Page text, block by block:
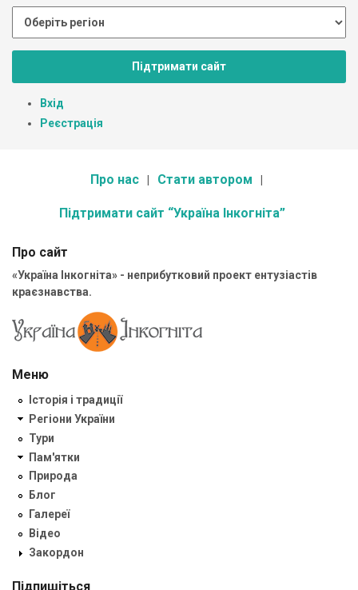
Підтримати сайт
Вхід
Реєстрація
Про нас Стати автором
Підтримати сайт “Україна Інкогніта”
Про сайт
«Україна Інкогніта» - неприбутковий проект ентузіастів
краєзнавства.
Меню
Історія і традиції
Регіони України
Тури
Пам'ятки
Природа
Блог
Галереї
Відео
Закордон
Підпишіться